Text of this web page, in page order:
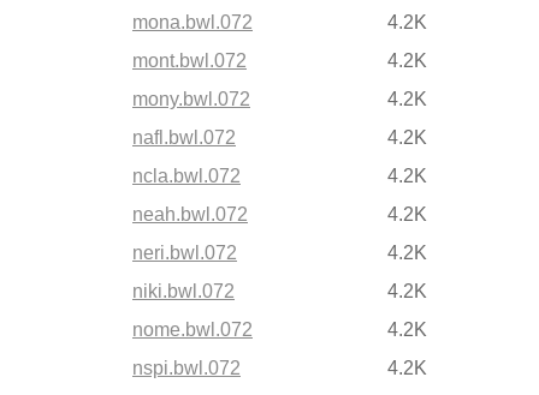
mona.bwl.072
4.2K
mont.bwl.072
4.2K
mony.bwl.072
4.2K
nafl.bwl.072
4.2K
ncla.bwl.072
4.2K
neah.bwl.072
4.2K
neri.bwl.072
4.2K
niki.bwl.072
4.2K
nome.bwl.072
4.2K
nspi.bwl.072
4.2K